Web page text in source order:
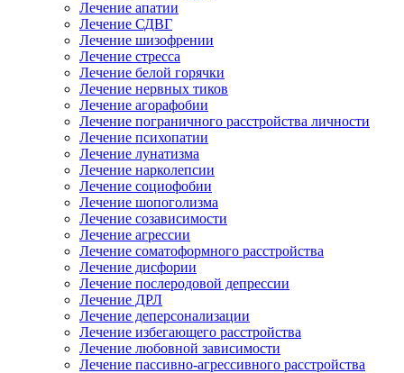
Лечение апатии
Лечение СДВГ
Лечение шизофрении
Лечение стресса
Лечение белой горячки
Лечение нервных тиков
Лечение агорафобии
Лечение пограничного расстройства личности
Лечение психопатии
Лечение лунатизма
Лечение нарколепсии
Лечение социофобии
Лечение шопоголизма
Лечение созависимости
Лечение агрессии
Лечение соматоформного расстройства
Лечение дисфории
Лечение послеродовой депрессии
Лечение ДРЛ
Лечение деперсонализации
Лечение избегающего расстройства
Лечение любовной зависимости
Лечение пассивно-агрессивного расстройства